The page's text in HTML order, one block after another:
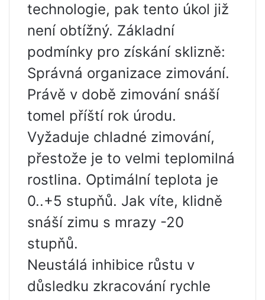
technologie, pak tento úkol již
není obtížný. Základní
podmínky pro získání sklizně:
Správná organizace zimování.
Právě v době zimování snáší
tomel příští rok úrodu.
Vyžaduje chladné zimování,
přestože je to velmi teplomilná
rostlina. Optimální teplota je
0..+5 stupňů. Jak víte, klidně
snáší zimu s mrazy -20
stupňů.
Neustálá inhibice růstu v
důsledku zkracování rychle